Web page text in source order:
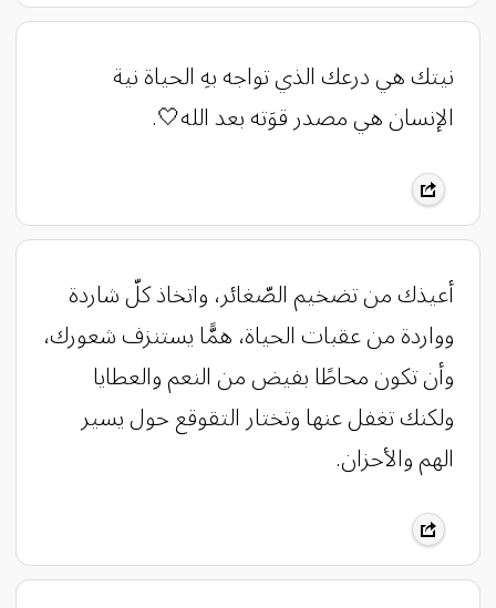
نيتك هي درعك الذي تواجه بهِ الحياة نية
الإنسان هي مصدر قوَته بعد الله🤍.
أعيذك من تضخيم الصّغائر، واتخاذ كلّ شاردة
وواردة من عقبات الحياة، همًّا يستنزف شعورك،
وأن تكون محاطًا بفيض من النعم والعطايا
ولكنك تغفل عنها وتختار التقوقع حول يسير
الهم والأحزان.